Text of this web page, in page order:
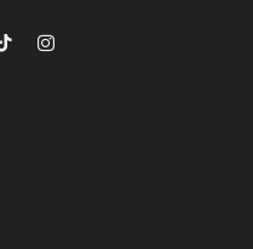
TikTokInstagram